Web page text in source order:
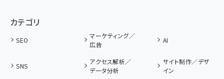
カテゴリ
SEO
マーケティング／
広告
AI
SNS
アクセス解析／
データ分析
サイト制作／デザ
イン